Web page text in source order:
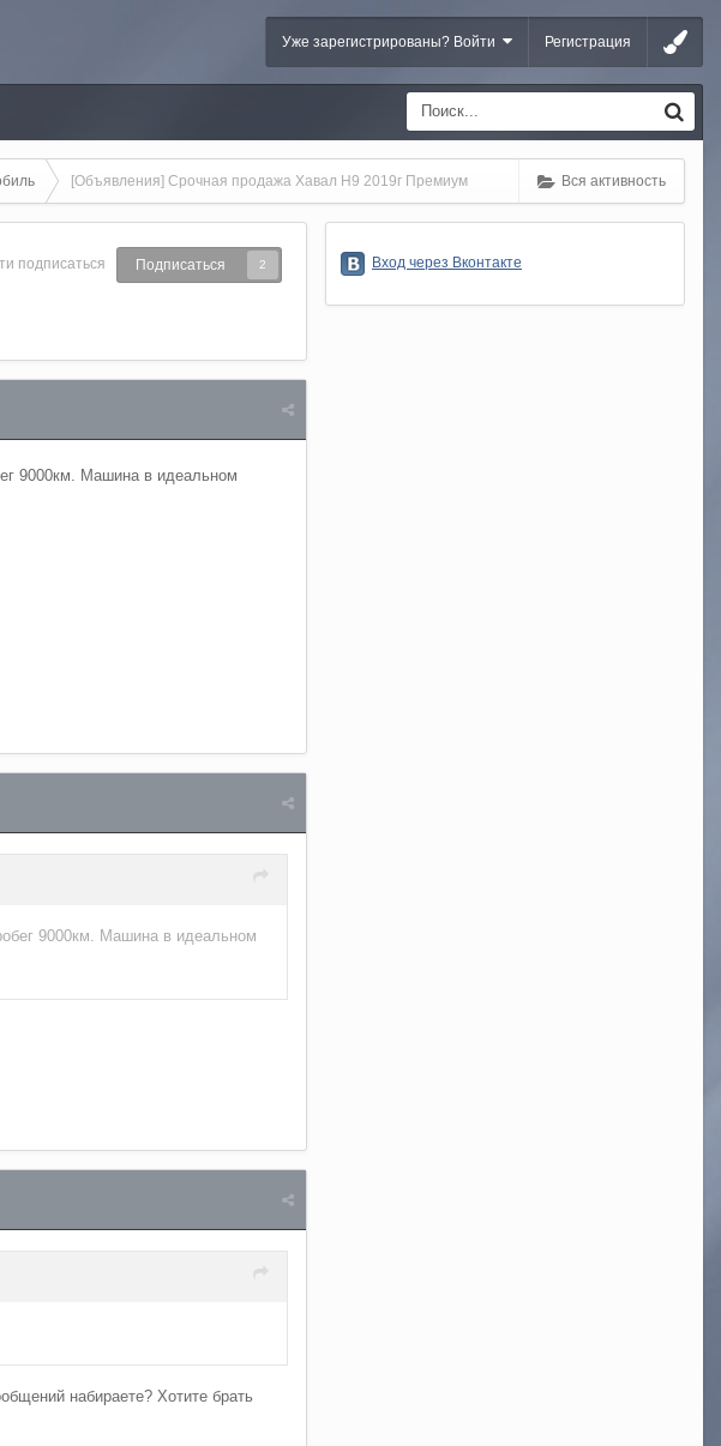
Уже зарегистрированы? Войти Регистрация
Вся активность
[Объявления] Срочная продажа Хавал Н9 2019г Премиум
подписаться Подписаться 2
9000км. Машина в идеальном
9000км. Машина в идеальном
набираете? Хотите брать
Вход через Вконтакте